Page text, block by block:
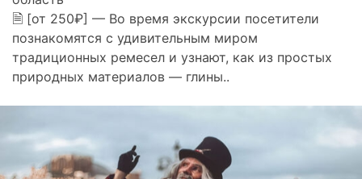
🗎 [от 250₽] — Во время экскурсии посетители
познакомятся с удивительным миром
традиционных ремесел и узнают, как из простых
природных материалов — глины..